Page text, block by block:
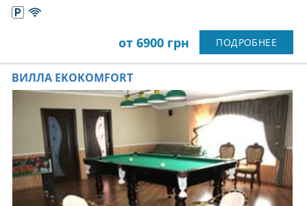
от 6900 грн ПОДРОБНЕЕ
ВИЛЛА EKOKOMFORT